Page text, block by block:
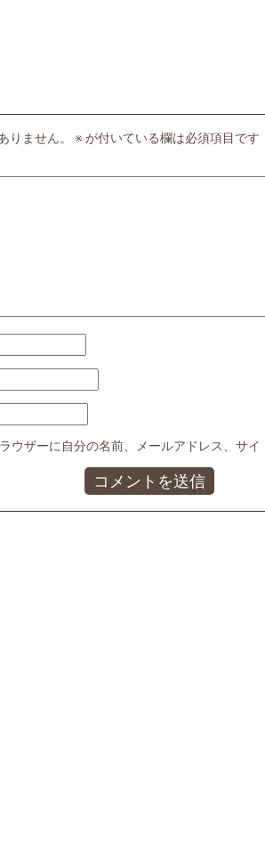
りません。 ※ が付いている欄は必須項目です
ウザーに自分の名前、メールアドレス、サイ